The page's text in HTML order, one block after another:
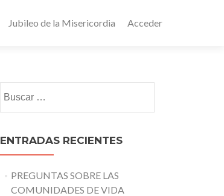
Jubileo de la Misericordia Acceder
ENTRADAS RECIENTES
PREGUNTAS SOBRE LAS
COMUNIDADES DE VIDA